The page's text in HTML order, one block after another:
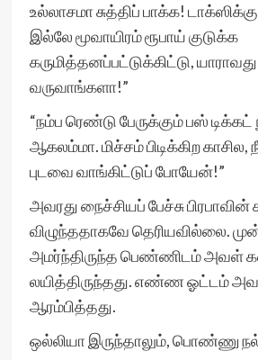
உல்லாசமா சுத்திப் பாக்க!
இல்லே மூவாயிரம் ரூபாய் குடுக்க
கருமித்தனப்பட்டுக்கிட்டு,
வருவாங்களா!”
“நம்ப ரெண்டு பேருக்கும் பஸ் டிக்கட்
ஆகலம்மா. மிச்சம் பிடிக்கிற
புடவை வாங்கிட்டுப் போயேன்!”
அவரது நைச்சியப் பேச்சு பிரபாவின்
விழுந்ததாகவே தெரியவில்லை.
அமர்ந்திருந்த பெண்ணிடம் அவள்
லயித்திருந்தது. எண்ண ஓட்டம்
ஆரம்பித்தது.
ஒல்லியா இருந்தாலும், பொண்ணு